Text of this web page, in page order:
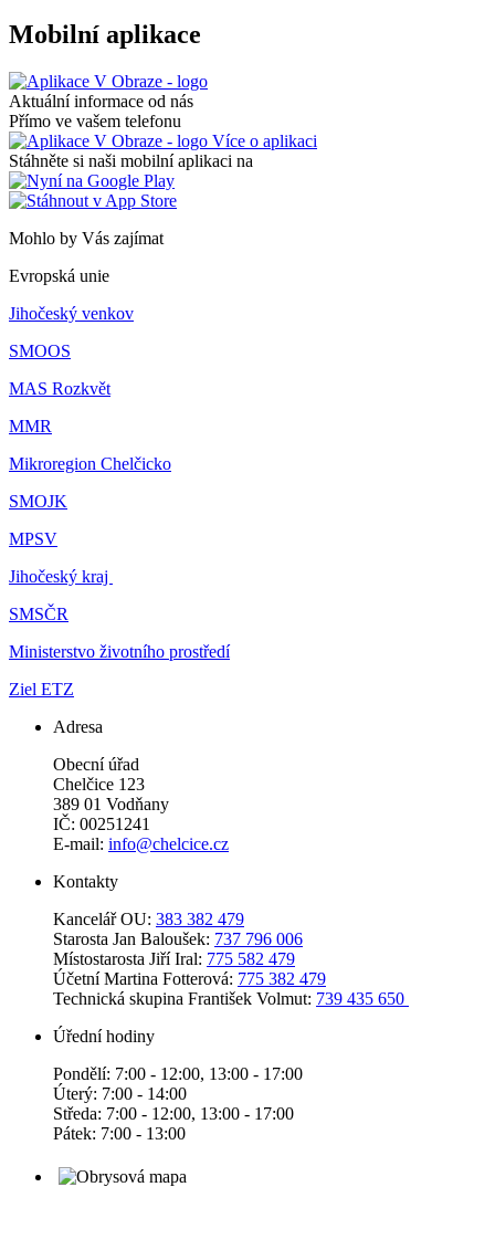
Mobilní aplikace
Aktuální informace od nás
Přímo ve vašem telefonu
Více o aplikaci
Stáhněte si naši mobilní aplikaci na
Mohlo by Vás zajímat
Evropská unie
Jihočeský venkov
SMOOS
MAS Rozkvět
MMR
Mikroregion Chelčicko
SMOJK
MPSV
Jihočeský kraj
SMSČR
Ministerstvo životního prostředí
Ziel ETZ
Adresa
Obecní úřad
Chelčice 123
389 01 Vodňany
IČ: 00251241
E-mail: info@chelcice.cz
Kontakty
Kancelář OU: 383 382 479
Starosta Jan Baloušek: 737 796 006
Místostarosta Jiří Iral: 775 582 479
Účetní Martina Fotterová: 775 382 479
Technická skupina František Volmut: 739 435 650
Úřední hodiny
Pondělí: 7:00 - 12:00, 13:00 - 17:00
Úterý: 7:00 - 14:00
Středa: 7:00 - 12:00, 13:00 - 17:00
Pátek: 7:00 - 13:00